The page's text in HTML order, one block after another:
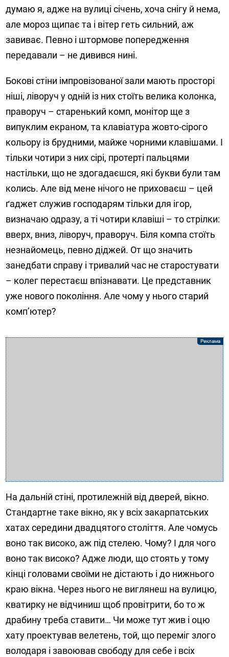
думаю я, адже на вулиці січень, хоча снігу й нема,
але мороз щипає та і вітер геть сильний, аж
завиває. Певно і штормове попередження
передавали – не дивився нині.
Бокові стіни імпровізованої зали мають просторі
ніші, ліворуч у одній із них стоїть велика колонка,
праворуч – старенький комп, монітор ще з
випуклим екраном, та клавіатура жовто-сірого
кольору із брудними, майже чорними клавішами. І
тільки чотири з них сірі, протерті пальцями
настільки, що не здогадаєшся, які букви були там
колись. Але від мене нічого не приховаєш – цей
ґаджет служив господарям тільки для ігор,
визначаю одразу, а ті чотири клавіші – то стрілки:
вверх, вниз, ліворуч, праворуч. Біля компа стоїть
незнайомець, певно діджей. От що значить
занедбати справу і тривалий час не старостувати
– колег перестаєш впізнавати. Це представник
уже нового покоління. Але чому у нього старий
комп’ютер?
На дальній стіні, протилежній від дверей, вікно.
Стандартне таке вікно, як у всіх закарпатських
хатах середини двадцятого століття. Але чомусь
воно так високо, аж під стелею. Чому? І для чого
воно так високо? Адже люди, що стоять у тому
кінці головами своїми не дістають і до нижнього
краю вікна. Через нього не виглянеш на вулицю,
кватирку не відчиниш щоб провітрити, бо то ж
драбину треба ставити… Чи може тут жив і оцю
хату проектував велетень, той, що переміг злого
володаря і завоював свободу для себе і всіх